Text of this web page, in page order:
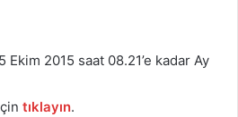
Ekim 2015 saat 08.21’e kadar Ay
tıklayın.